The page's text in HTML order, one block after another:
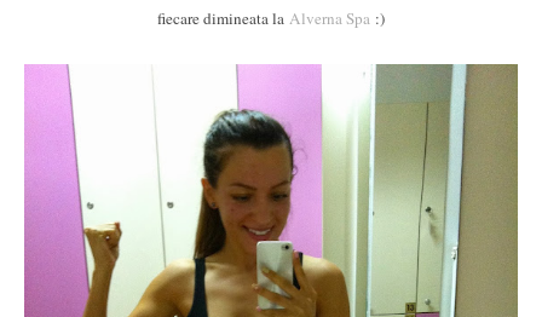
fiecare dimineata la Alverna Spa :)